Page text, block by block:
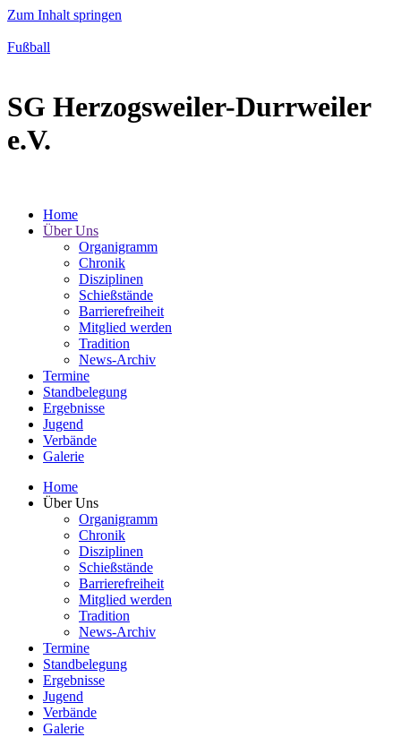
Zum Inhalt springen
Fußball
SG Herzogsweiler-Durrweiler
e.V.
Home
Über Uns
Organigramm
Chronik
Disziplinen
Schießstände
Barrierefreiheit
Mitglied werden
Tradition
News-Archiv
Termine
Standbelegung
Ergebnisse
Jugend
Verbände
Galerie
Home
Über Uns
Organigramm
Chronik
Disziplinen
Schießstände
Barrierefreiheit
Mitglied werden
Tradition
News-Archiv
Termine
Standbelegung
Ergebnisse
Jugend
Verbände
Galerie